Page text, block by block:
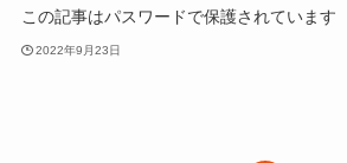
この記事はパスワードで保護されています
2022年9月23日